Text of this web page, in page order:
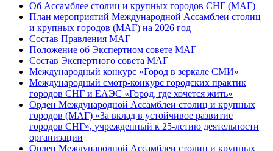
Об Ассамблее столиц и крупных городов СНГ (МАГ)
План мероприятий Международной Ассамблеи столиц
и крупных городов (МАГ) на 2026 год
Состав Правления МАГ
Положение об Экспертном совете МАГ
Состав Экспертного совета МАГ
Международный конкурс «Город в зеркале СМИ»
Международный смотр-конкурс городских практик
городов СНГ и ЕАЭС «Город, где хочется жить»
Орден Международной Ассамблеи столиц и крупных
городов (МАГ) «За вклад в устойчивое развитие
городов СНГ», учрежденный к 25-летию деятельности
организации
Орден Международной Ассамблеи столиц и крупных